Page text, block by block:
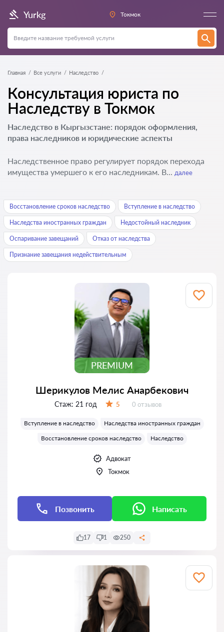
Yurkg Токмок
Главная Все услуги Наследство
Консультация юриста по
Наследству в Токмок
Наследство в Кыргызстане: порядок оформления,
права наследников и юридические аспекты
Наследственное право регулирует порядок перехода
имущества умершего к его наследникам. В... далее
Восстановление сроков наследство Вступление в наследство
Наследства иностранных граждан Недостойный наследник
Оспаривание завещаний Отказ от наследства
Признание завещания недействительным
PREMIUM
Шерикулов Мелис Анарбекович
Стаж: 21 год 5 Отзывов:
0 отзывов
Вступление в наследство
Наследства иностранных граждан
Восстановление сроков наследство
Наследство
Адвокат
Токмок
Позвонить Написать
17 1 250